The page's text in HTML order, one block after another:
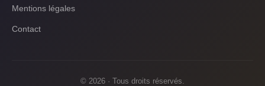
Mentions légales
Contact
© 2026 · Tous droits réservés.